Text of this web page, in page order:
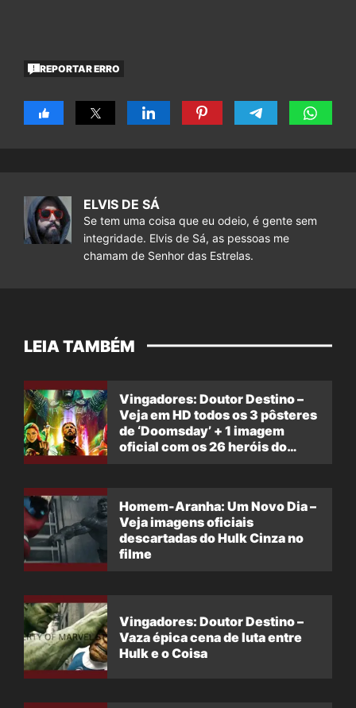
REPORTAR ERRO
ELVIS DE SÁ
Se tem uma coisa que eu odeio, é gente sem
integridade. Elvis de Sá, as pessoas me
chamam de Senhor das Estrelas.
LEIA TAMBÉM
Vingadores: Doutor Destino –
Veja em HD todos os 3 pôsteres
de ‘Doomsday’ + 1 imagem
oficial com os 26 heróis do
Homem-Aranha: Um Novo Dia –
Veja imagens oficiais
descartadas do Hulk Cinza no
filme
Vingadores: Doutor Destino –
Vaza épica cena de luta entre
Hulk e o Coisa